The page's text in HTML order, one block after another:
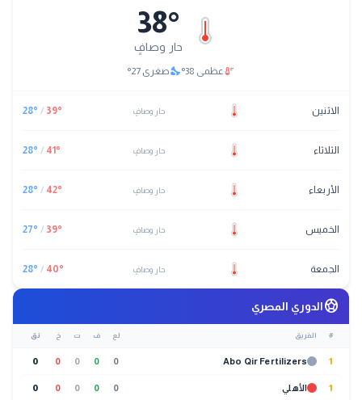
38°
حار وصافٍ
thermostatعظمى 38
°
nights_stayصغرى 27
°
الاثنين حار وصافٍ 39°
/
28°
الثلاثاء حار وصافٍ 41°
/
28°
الأربعاء حار وصافٍ 42°
/
28°
الخميس حار وصافٍ 39°
/
27°
الجمعة حار وصافٍ 40°
/
28°
sports_soccerالدوري المصري
# الفريق لع ف ت خ نق
1
Abo Qir Fertilizers
0
0
0
0
0
1 الأهلي 0
0
0
0
0